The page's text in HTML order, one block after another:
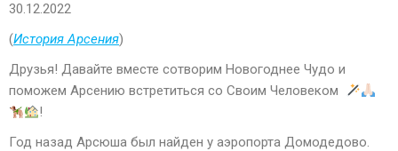
30.12.2022
(История Арсения)
Друзья! Давайте вместе сотворим Новогоднее Чудо и
поможем Арсению встретиться со Своим Человеком
!
Год назад Арсюша был найден у аэропорта Домодедово.